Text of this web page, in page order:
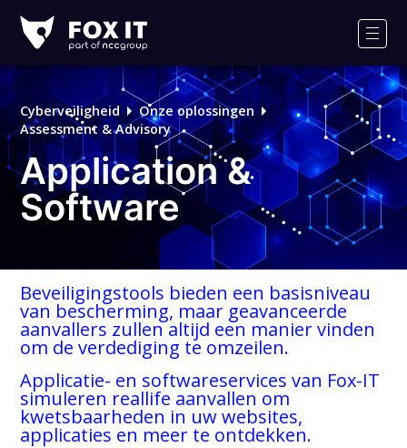
IT
Logo
Cyberveiligheid
Onze oplossingen
Assessment & Advisory
Application &
Software
Beveiligingstools bieden een basisniveau
van bescherming, maar geavanceerde
aanvallers zullen altijd een manier vinden
om de verdediging te omzeilen.
Applicatie- en softwareservices van Fox-IT
simuleren reallife aanvallen om
kwetsbaarheden in uw websites,
applicaties en meer te ontdekken.